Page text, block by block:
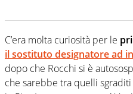
C’era molta curiosità per le
il sostituto designatore ad
dopo che Rocchi si è
che sarebbe tra quelli sgraditi